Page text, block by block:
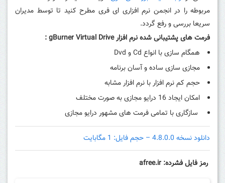
مربوطه را در انجمن نرم افزاری ای فری مطرح کنید تا توسط مدیران
سریعا بررسی و رفع گردد.
فرمت های پشتیبانی شده نرم افزارgBurner Virtual Drive
:
همگام سازی با انواع Cd و Dvd
مجازی سازی ساده و آسان برنامه
حجم کم نرم افزار با نرم افزار مشابه
امکان ایجاد 16 درایو مجازی به صورت مختلف
سازگاری با تمامی فرمت های مشهور درایو مجازی
دانلود نسخه 4.8.0.0 – حجم فایل: 1 مگابایت
رمز فایل فشرده: afree.ir